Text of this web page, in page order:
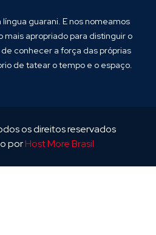
guarani. E nos nomeamos
mais apropriado para distinguir o
conhecer a força das próprias
de tatear o tempo e o espaço.
os direitos reservados
porHost More Brasil